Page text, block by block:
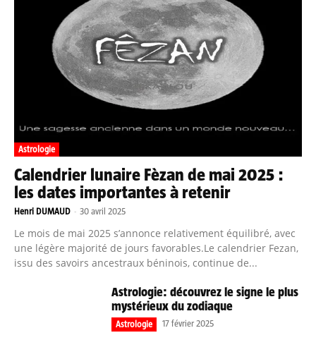
Astrologie
Calendrier lunaire Fèzan de mai 2025 :
les dates importantes à retenir
Henri DUMAUD - 30 avril 2025
Le mois de mai 2025 s’annonce relativement équilibré, avec
une légère majorité de jours favorables.Le calendrier Fezan,
issu des savoirs ancestraux béninois, continue de...
Astrologie: découvrez le signe le plus
mystérieux du zodiaque
Astrologie 17 février 2025